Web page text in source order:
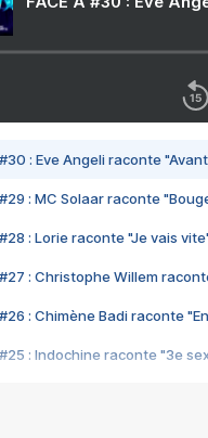
#30 : Eve Angeli raconte
#29 : MC Solaar raconte
#28 : Lorie raconte "Je vais
#27 : Christophe Willem
#26 : Chimène Badi raconte
#25 : Indochine raconte "3e